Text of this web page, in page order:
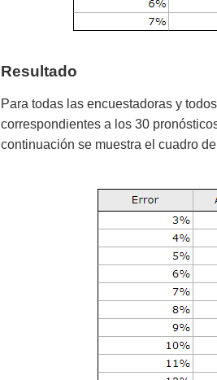
Resultado
Para todas las encuestadoras y
correspondientes a los 30
continuación se muestra el cuadro